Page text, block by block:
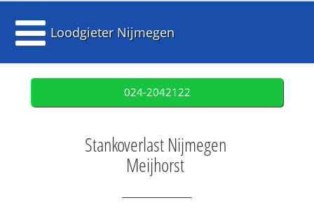
Loodgieter Nijmegen
024-2042122
Stankoverlast Nijmegen
Meijhorst